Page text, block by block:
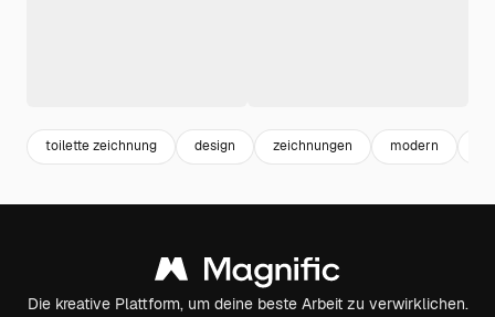
toilette zeichnung design zeichnungen modern
Die kreative Plattform, um deine beste Arbeit zu verwirklichen.